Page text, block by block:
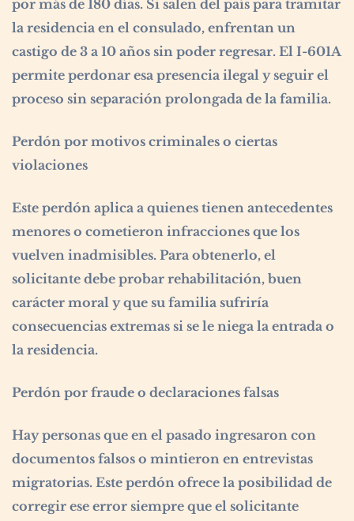
por más de 180 días. Si salen del país para tramitar
la residencia en el consulado, enfrentan un
castigo de 3 a 10 años sin poder regresar. El I-601A
permite perdonar esa presencia ilegal y seguir el
proceso sin separación prolongada de la familia.
Perdón por motivos criminales o ciertas
violaciones
Este perdón aplica a quienes tienen antecedentes
menores o cometieron infracciones que los
vuelven inadmisibles. Para obtenerlo, el
solicitante debe probar rehabilitación, buen
carácter moral y que su familia sufriría
consecuencias extremas si se le niega la entrada o
la residencia.
Perdón por fraude o declaraciones falsas
Hay personas que en el pasado ingresaron con
documentos falsos o mintieron en entrevistas
migratorias. Este perdón ofrece la posibilidad de
corregir ese error siempre que el solicitante